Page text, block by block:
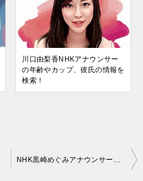
川口由梨香NHKアナウンサー
の年齢やカップ、彼氏の情報を
検索！
NHK黒崎めぐみアナウンサーは独身？太ったって本当？